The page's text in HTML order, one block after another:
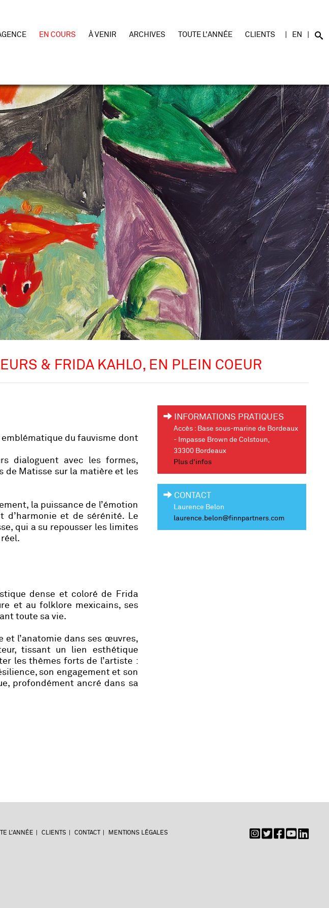
EN COURS À VENIR ARCHIVES TOUTE L'ANNÉE CLIENTS EN
& FRIDA KAHLO, EN PLEIN COEUR
du fauvisme dont
dialoguent avec les formes,
de Matisse sur la matière et les
la puissance de l’émotion
d’harmonie et de sérénité. Le
qui a su repousser les limites
dense et coloré de Frida
et au folklore mexicains, ses
toute sa vie.
et l’anatomie dans ses œuvres,
tissant un lien esthétique
les thèmes forts de l’artiste :
son engagement et son
profondément ancré dans sa
INFORMATIONS PRATIQUES
Accès : Base sous-marine de Bordeaux
- Impasse Brown de Colstoun,
33300 Bordeaux
Plus d'infos
CONTACT
Laurence Belon
laurence.belon@finnpartners.com
L'ANNÉE CLIENTS CONTACT MENTIONS LÉGALES